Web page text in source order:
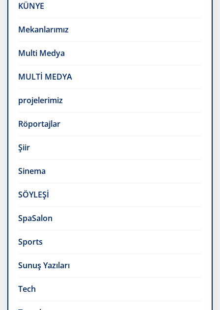
KÜNYE
Mekanlarımız
Multi Medya
MULTİ MEDYA
projelerimiz
Röportajlar
Şiir
Sinema
SÖYLEŞİ
SpaSalon
Sports
Sunuş Yazıları
Tech